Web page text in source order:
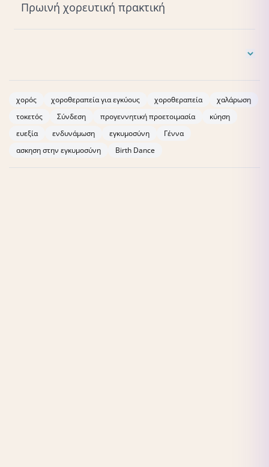
Πρωινή χορευτική πρακτική
Wilson, M. (2020).Creating Attunement in Utero:
Dance/Movement Therapy for Women Who Are
https://digitalcommons.lesley.edu/expressive_theses/330
χορός χοροθεραπεία για εγκύους χοροθεραπεία
χαλάρωση
τοκετός
Σύνδεση προγεννητική προετοιμασία
κύηση
ευεξία
ενδυνάμωση εγκυμοσύνη
Γέννα
ασκηση στην εγκυμοσύνη
Birth Dance